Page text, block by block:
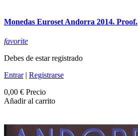
Monedas Euroset Andorra 2014. Proof.
favorite
Debes de estar registrado
Entrar| Registrarse
0,00 € Precio
Añadir al carrito